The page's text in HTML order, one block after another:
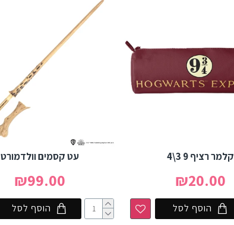
קלמר רציף 9 3\4
₪20.00
הוסף לסל
עט קסמים וולדמורט
₪99.00
הוסף לסל